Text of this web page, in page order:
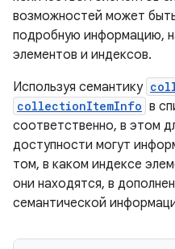
возможностей может
подробную информацию,
элементов и индексов.
Используя семантику
collectionItemInfo в
соответственно, в этом
доступности могут
том, в каком индексе
они находятся, в
семантической